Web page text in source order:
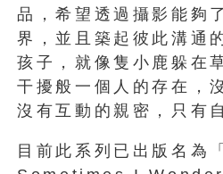
品，希望透過攝影能夠
界，並且築起彼此溝通
孩子，就像隻小鹿躲在
干擾般一個人的存在，
沒有互動的親密，只有
目前此系列已出版名